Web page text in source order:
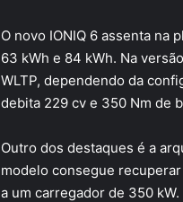
O novo IONIQ 6 assenta na
63 kWh e 84 kWh. Na
WLTP, dependendo da
debita 229 cv e 350 Nm de
Outro dos destaques é a
modelo consegue
a um carregador de 350 kW.